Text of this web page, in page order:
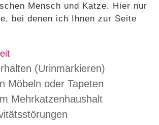
Mensch und Katze. Hier nur
bei denen ich Ihnen zur Seite
(Urinmarkieren)
Möbeln oder Tapeten
Mehrkatzenhaushalt